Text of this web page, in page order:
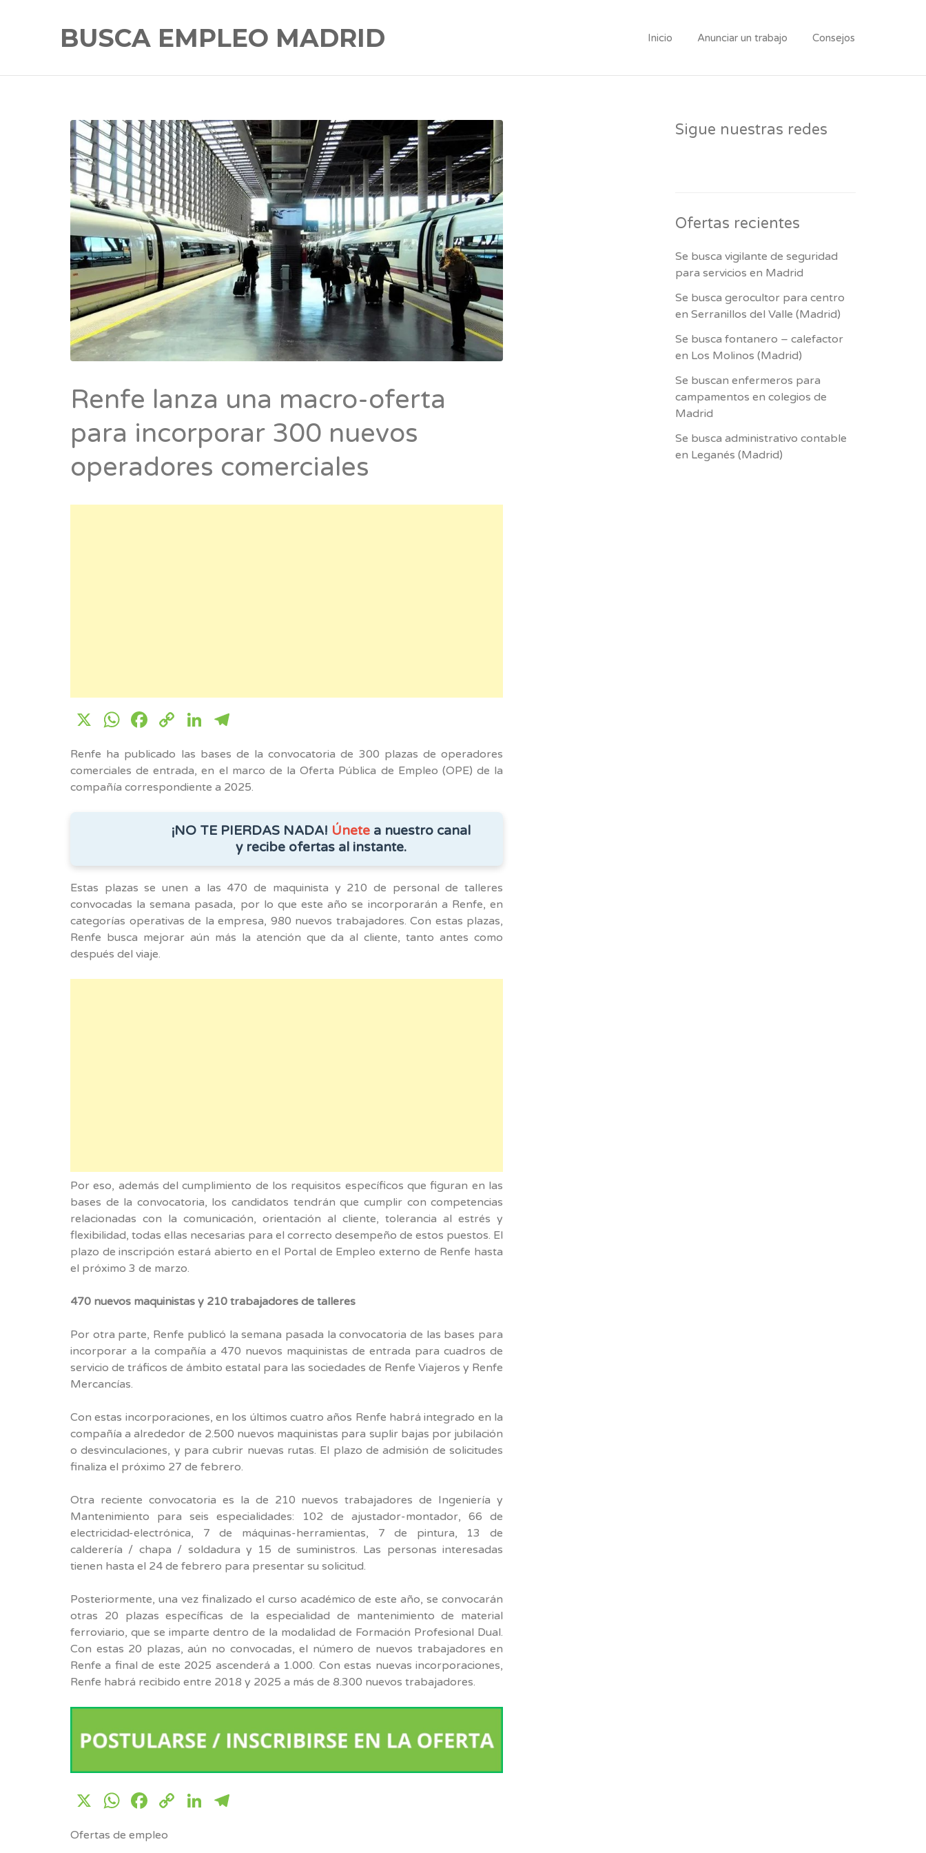
BUSCA EMPLEO MADRID Inicio Anunciar un trabajo Consejos
Renfe lanza una macro-oferta
para incorporar 300 nuevos
operadores comerciales
X WhatsApp
Facebook
CopyLinkedIn
Renfe ha publicado las bases de la convocatoria de 300 plazas de operadores
comerciales de entrada, en el marco de la Oferta Pública de Empleo (OPE) de la
compañía correspondiente a 2025.
¡NO TE PIERDAS NADA! Únete a nuestro canal
y recibe ofertas al instante.
Estas plazas se unen a las 470 de maquinista y 210 de personal de talleres
convocadas la semana pasada, por lo que este año se incorporarán a Renfe, en
categorías operativas de la empresa, 980 nuevos trabajadores. Con estas plazas,
Renfe busca mejorar aún más la atención que da al cliente, tanto antes como
después del viaje.
Por eso, además del cumplimiento de los requisitos específicos que figuran en las
bases de la convocatoria, los candidatos tendrán que cumplir con competencias
relacionadas con la comunicación, orientación al cliente, tolerancia al estrés y
flexibilidad, todas ellas necesarias para el correcto desempeño de estos puestos. El
plazo de inscripción estará abierto en el Portal de Empleo externo de Renfe hasta
el próximo 3 de marzo.
470 nuevos maquinistas y 210 trabajadores de talleres
Por otra parte, Renfe publicó la semana pasada la convocatoria de las bases para
incorporar a la compañía a 470 nuevos maquinistas de entrada para cuadros de
servicio de tráficos de ámbito estatal para las sociedades de Renfe Viajeros y Renfe
Mercancías.
Con estas incorporaciones, en los últimos cuatro años Renfe habrá integrado en la
compañía a alrededor de 2.500 nuevos maquinistas para suplir bajas por jubilación
o desvinculaciones, y para cubrir nuevas rutas. El plazo de admisión de solicitudes
finaliza el próximo 27 de febrero.
Otra reciente convocatoria es la de 210 nuevos trabajadores de Ingeniería y
Mantenimiento para seis especialidades: 102 de ajustador-montador, 66 de
electricidad-electrónica, 7 de máquinas-herramientas, 7 de pintura, 13 de
calderería / chapa / soldadura y 15 de suministros. Las personas interesadas
tienen hasta el 24 de febrero para presentar su solicitud.
Posteriormente, una vez finalizado el curso académico de este año, se convocarán
otras 20 plazas específicas de la especialidad de mantenimiento de material
ferroviario, que se imparte dentro de la modalidad de Formación Profesional Dual.
Con estas 20 plazas, aún no convocadas, el número de nuevos trabajadores en
Renfe a final de este 2025 ascenderá a 1.000. Con estas nuevas incorporaciones,
Renfe habrá recibido entre 2018 y 2025 a más de 8.300 nuevos trabajadores.
X WhatsApp
Facebook
CopyLinkedIn
Ofertas de empleo
Sigue nuestras redes
Ofertas recientes
Se busca vigilante de seguridad
para servicios en Madrid
Se busca gerocultor para centro
en Serranillos del Valle (Madrid)
Se busca fontanero – calefactor
en Los Molinos (Madrid)
Se buscan enfermeros para
campamentos en colegios de
Madrid
Se busca administrativo contable
en Leganés (Madrid)